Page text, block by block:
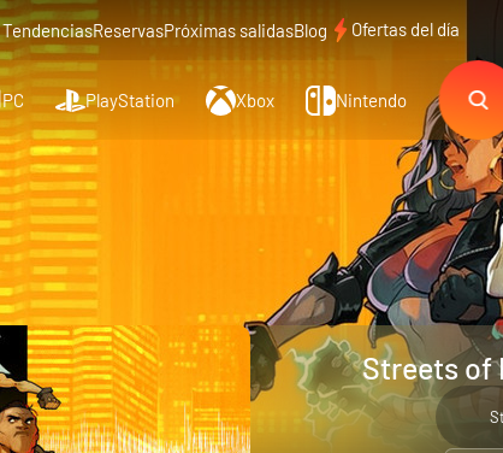
TendenciasReservasPróximas salidasBlog Ofertas del día
PC PlayStation Xbox Nintendo
Streets of